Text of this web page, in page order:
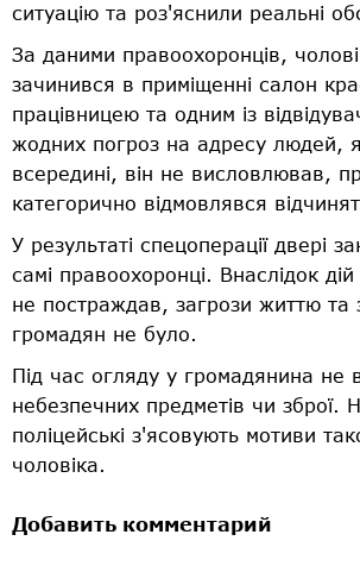
ситуацію та роз'яснили реальні
За даними правоохоронців,
зачинився в приміщенні салон
працівницею та одним із
жодних погроз на адресу людей,
всередині, він не висловлював,
категорично відмовлявся
У результаті спецоперації двері
самі правоохоронці. Внаслідок дій
не постраждав, загрози життю та
громадян не було.
Під час огляду у громадянина не
небезпечних предметів чи зброї.
поліцейські з'ясовують мотиви
чоловіка.
Добавить комментарий